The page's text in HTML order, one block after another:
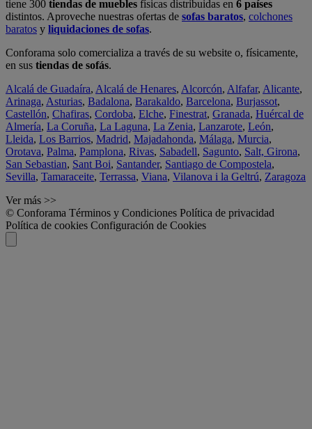
tiene 300 tiendas de muebles físicas distribuidas en 6 países
distintos. Aproveche nuestras ofertas de sofas baratos, colchones
baratos y liquidaciones de sofas.
Conforama solo comercializa a través de su website o, físicamente,
en sus tiendas de sofás.
Alcalá de Guadaíra, Alcalá de Henares, Alcorcón, Alfafar, Alicante,
Arinaga, Asturias, Badalona, Barakaldo, Barcelona, Burjassot,
Castellón, Chafiras, Cordoba, Elche, Finestrat, Granada, Huércal de
Almería, La Coruña, La Laguna, La Zenia, Lanzarote, León,
Lleida, Los Barrios, Madrid, Majadahonda, Málaga, Murcia,
Orotava, Palma, Pamplona, Rivas, Sabadell, Sagunto, Salt, Girona,
San Sebastian, Sant Boi, Santander, Santiago de Compostela,
Sevilla, Tamaraceite, Terrassa, Viana, Vilanova i la Geltrú, Zaragoza
Ver más >>
© Conforama Términos y Condiciones Política de privacidad
Política de cookies Configuración de Cookies